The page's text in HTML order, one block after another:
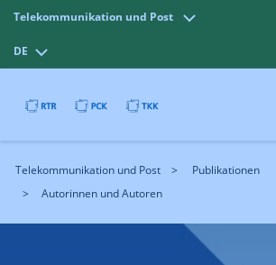
Telekommunikation und Post
DE
Telekommunikation und Post
Publikationen
Autorinnen und Autoren